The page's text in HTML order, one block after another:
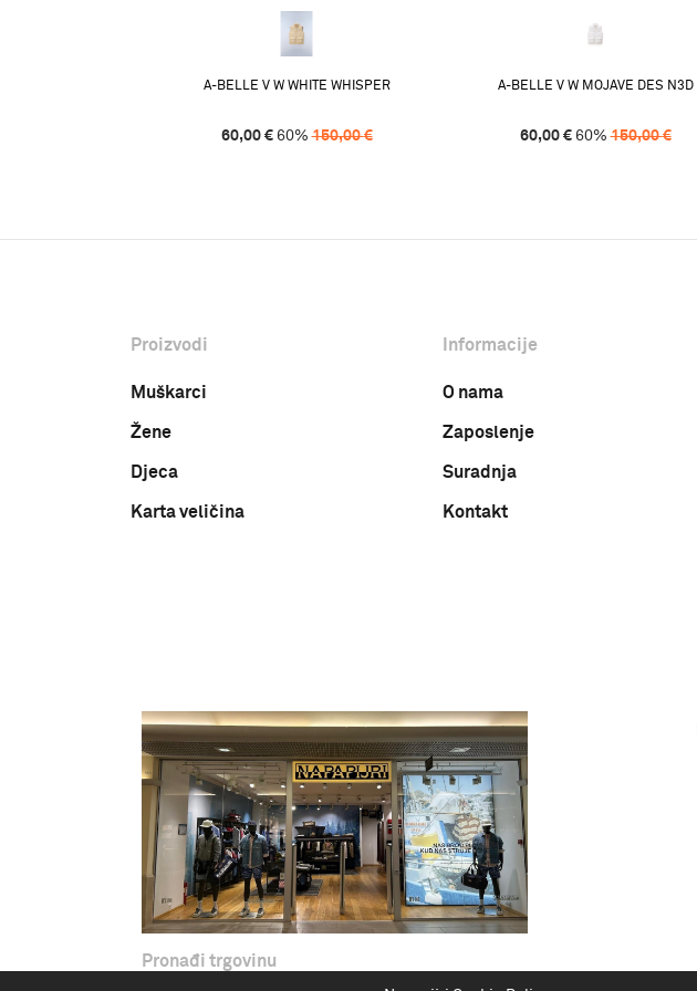
A-BELLE V W WHITE WHISPER
60,00 € 60% 150,00€
A-BELLE V W MOJAVE DES N3D
60,00 € 60% 150,00€
Proizvodi
Muškarci
Žene
Djeca
Karta veličina
Informacije
O nama
Zaposlenje
Suradnja
Kontakt
Pronađi trgovinu